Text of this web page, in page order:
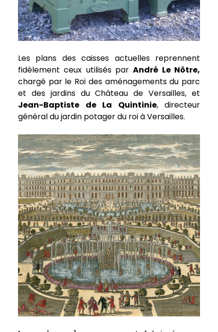
Les plans des caisses actuelles reprennent
fidèlement ceux utilisés parAndré Le Nôtre,
chargé par le Roi des aménagements du parc
et des jardins du Château de Versailles, et
Jean-Baptiste de La Quintinie, directeur
général du jardin potager du roi à Versailles.